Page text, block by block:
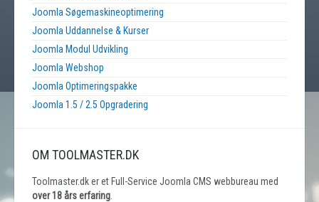
Joomla Søgemaskineoptimering
Joomla Uddannelse & Kurser
Joomla Modul Udvikling
Joomla Webshop
Joomla Optimeringspakke
Joomla 1.5 / 2.5 Opgradering
OM TOOLMASTER.DK
Toolmaster.dk er et Full-Service Joomla CMS webbureau med
over 18 års erfaring